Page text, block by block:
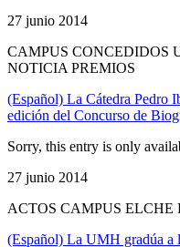
27 junio 2014
CAMPUS CONCEDIDOS
NOTICIA PREMIOS
(Español) La Cátedra Pedro
edición del Concurso de
Sorry, this entry is only
27 junio 2014
ACTOS CAMPUS
(Español) La UMH gradúa a